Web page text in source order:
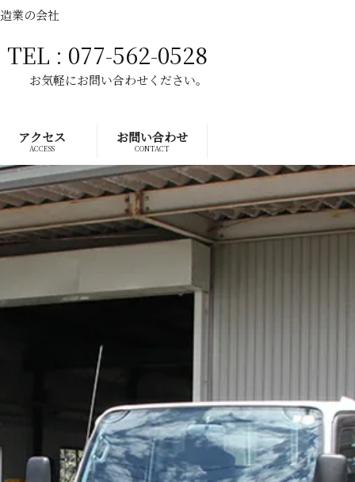
業の会社
TEL : 077-562-0528
お気軽にお問い合わせください。
アクセス お問い合わせ